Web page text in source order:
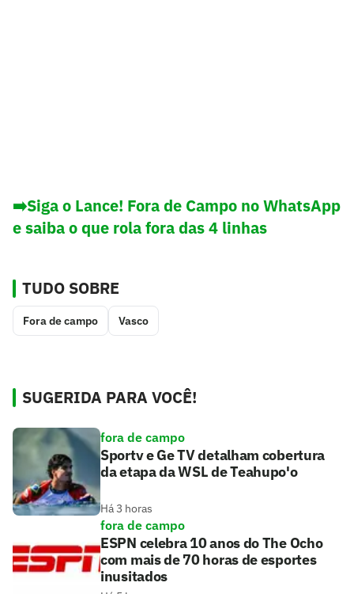
➡️Siga o Lance! Fora de Campo no WhatsApp
e saiba o que rola fora das 4 linhas
TUDO SOBRE
Fora de campo Vasco
SUGERIDA PARA VOCÊ!
fora de campo
Sportv e Ge TV detalham cobertura
da etapa da WSL de Teahupo'o
Há 3 horas
fora de campo
ESPN celebra 10 anos do The Ocho
com mais de 70 horas de esportes
inusitados